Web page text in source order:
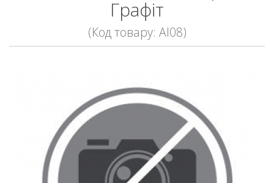
Графіт
(Код товару: AI08)